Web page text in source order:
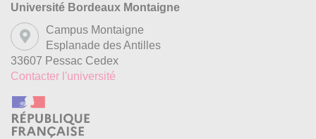
Université Bordeaux Montaigne
Campus Montaigne
Esplanade des Antilles
33607 Pessac Cedex
Contacter l'université